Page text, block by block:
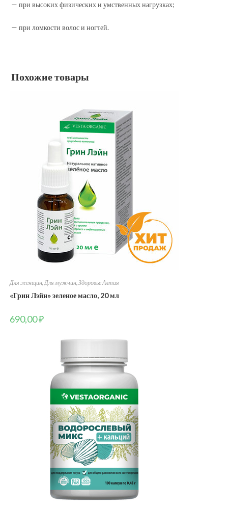
— при высоких физических и умственных нагрузках;
— при ломкости волос и ногтей.
Похожие товары
Для женщин,Для мужчин,Здоровье Алтая
«Грин Лэйн» зеленое масло, 20 мл
690,00₽